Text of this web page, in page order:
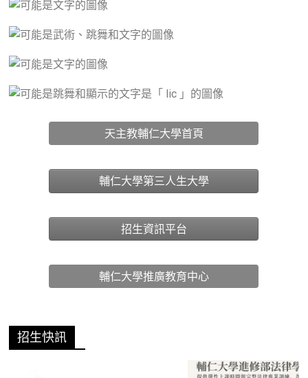
天主教輔仁大學首頁
輔仁大學第三人生大學
招生資訊平台
輔仁大學推廣教育中心
招生快訊